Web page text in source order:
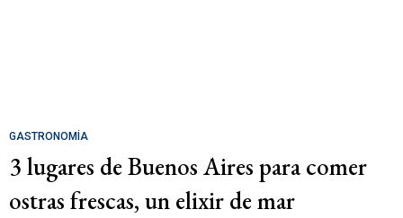
GASTRONOMÍA
3 lugares de Buenos Aires para comer
ostras frescas, un elixir de mar